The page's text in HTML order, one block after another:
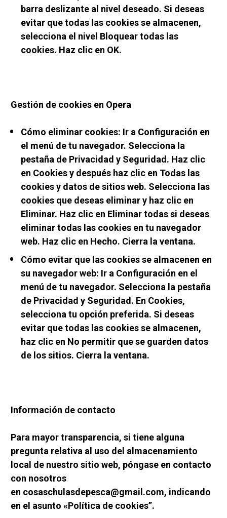
barra deslizante al nivel deseado. Si deseas
evitar que todas las cookies se almacenen,
selecciona el nivel Bloquear todas las
cookies. Haz clic en OK.
Gestión de cookies en Opera
Cómo eliminar cookies: Ir a Configuración en
el menú de tu navegador. Selecciona la
pestaña de Privacidad y Seguridad. Haz clic
en Cookies y después haz clic en Todas las
cookies y datos de sitios web. Selecciona las
cookies que deseas eliminar y haz clic en
Eliminar. Haz clic en Eliminar todas si deseas
eliminar todas las cookies en tu navegador
web. Haz clic en Hecho. Cierra la ventana.
Cómo evitar que las cookies se almacenen en
su navegador web: Ir a Configuración en el
menú de tu navegador. Selecciona la pestaña
de Privacidad y Seguridad. En Cookies,
selecciona tu opción preferida. Si deseas
evitar que todas las cookies se almacenen,
haz clic en No permitir que se guarden datos
de los sitios. Cierra la ventana.
Información de contacto
Para mayor transparencia, si tiene alguna
pregunta relativa al uso del almacenamiento
local de nuestro sitio web, póngase en contacto
con nosotros
en cosaschulasdepesca@gmail.com, indicando
en el asunto «Política de cookies”.